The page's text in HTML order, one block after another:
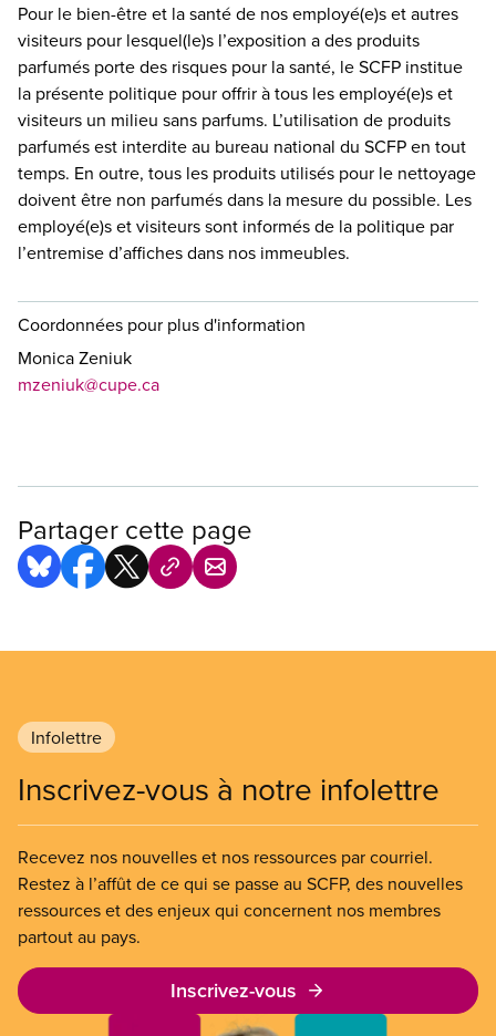
Pour le bien-être et la santé de nos employé(e)s et autres
visiteurs pour lesquel(le)s l’exposition a des produits
parfumés porte des risques pour la santé, le SCFP institue
la présente politique pour offrir à tous les employé(e)s et
visiteurs un milieu sans parfums. L’utilisation de produits
parfumés est interdite au bureau national du SCFP en tout
temps. En outre, tous les produits utilisés pour le nettoyage
doivent être non parfumés dans la mesure du possible. Les
employé(e)s et visiteurs sont informés de la politique par
l’entremise d’affiches dans nos immeubles.
Coordonnées pour plus d'information
Monica Zeniuk
mzeniuk@cupe.ca
Partager cette page
Infolettre
Inscrivez-vous à notre infolettre
Recevez nos nouvelles et nos ressources par courriel.
Restez à l’affût de ce qui se passe au SCFP, des nouvelles
ressources et des enjeux qui concernent nos membres
partout au pays.
Inscrivez-vous